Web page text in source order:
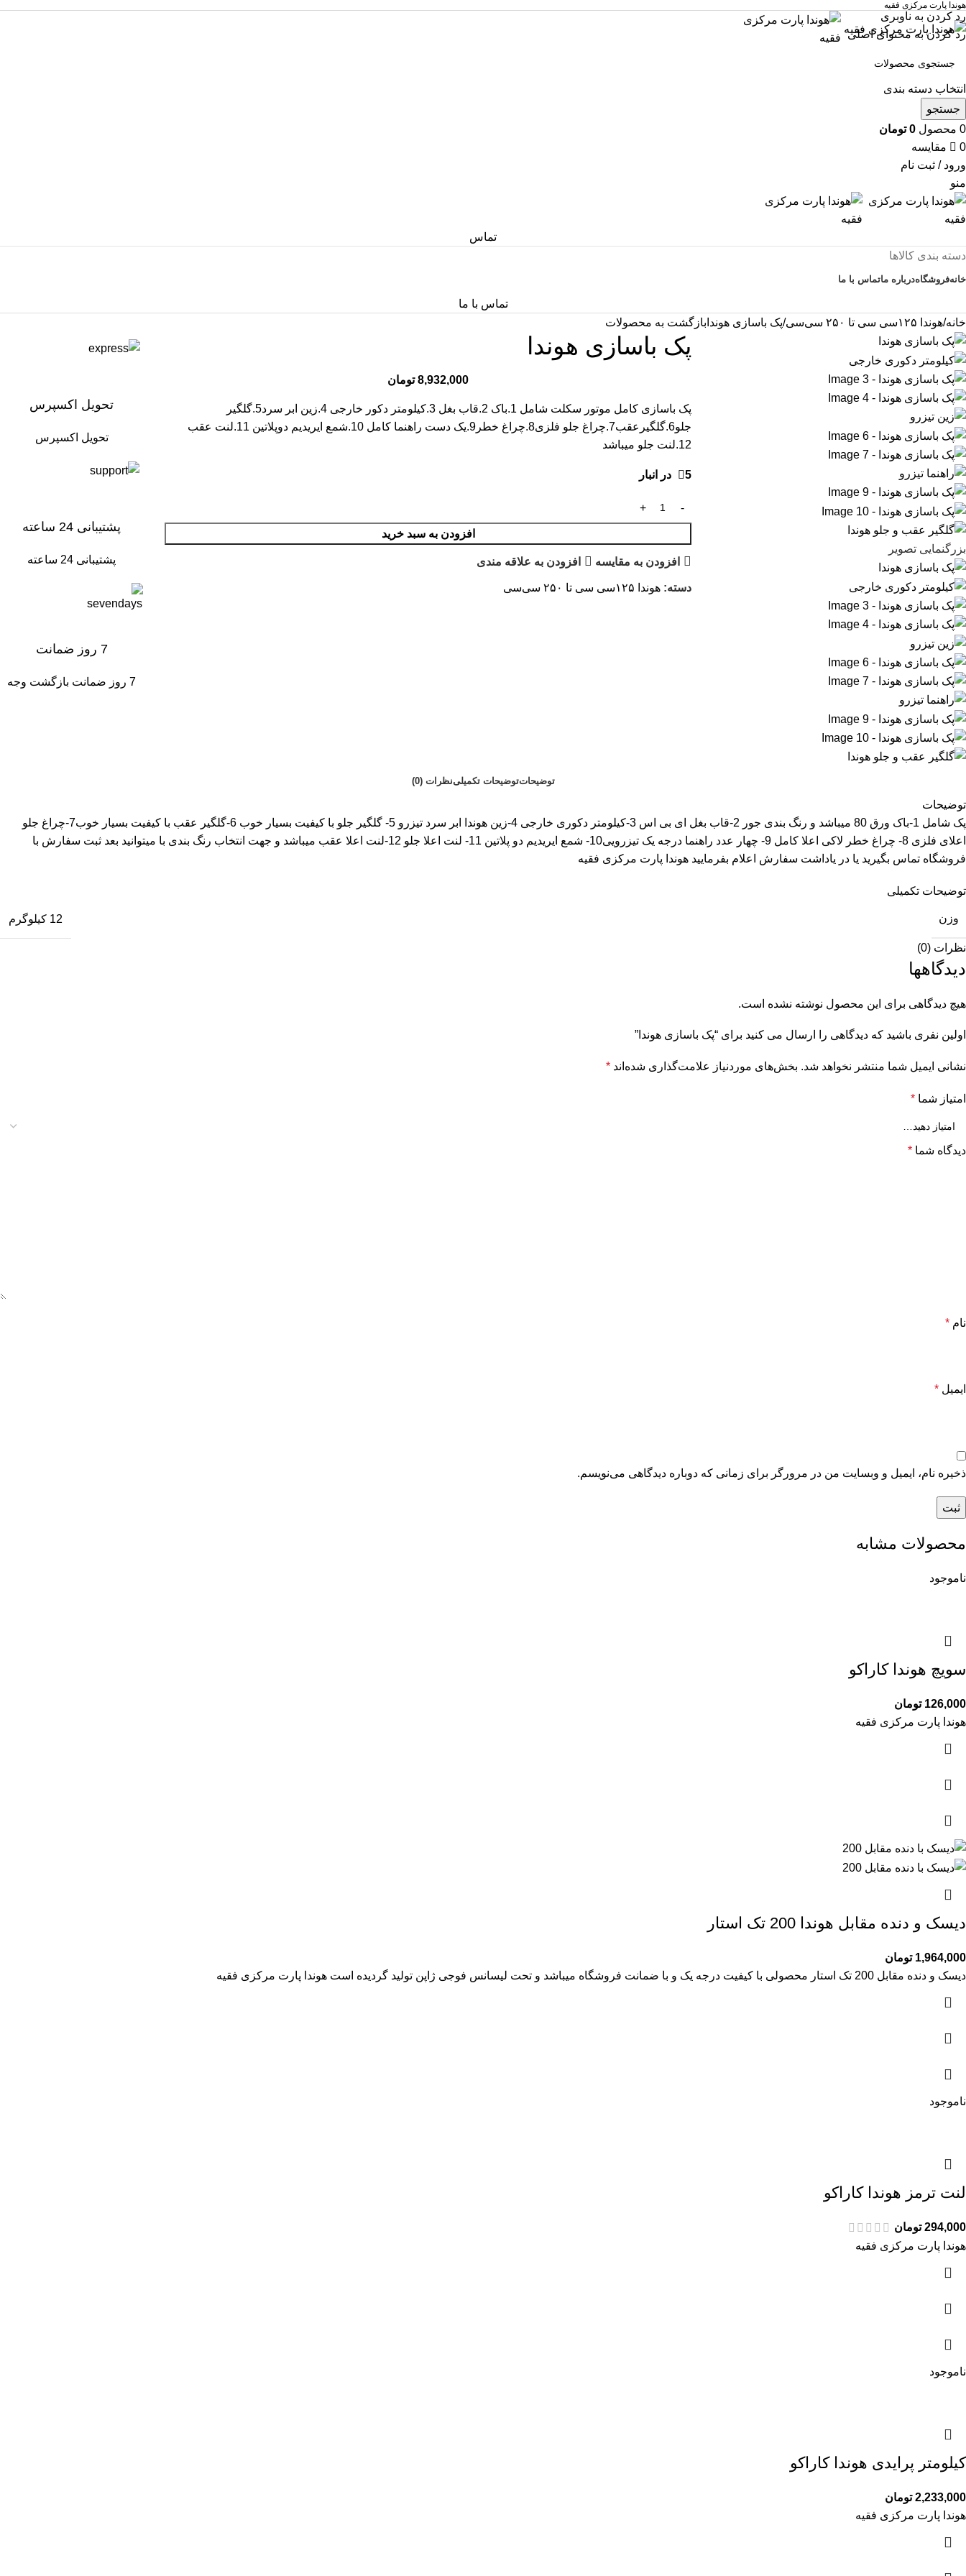
رد کردن به ناوبری
رد کردن به محتوای اصلی
هوندا پارت مرکزی فقیه
انتخاب دسته بندی
جستجو
0 محصول 0 تومان
0
مقایسه
ورود / ثبت نام
منو
تماس
دسته بندی کالاها
خانهفروشگاهدرباره ماتماس با ما
تماس با ما
خانه هوندا ۱۲۵سی سی تا ۲۵۰ سی‌سی پک باسازی هوندا بازگشت به محصولات
بزرگنمایی تصویر
پک باسازی هوندا
8,932,000 تومان
پک باسازی کامل موتور سکلت شامل 1.باک 2.قاب بغل 3.کیلومتر دکور خارجی 4.زین ابر سرد5.گلگیر
جلو6.گلگیرعقب7.چراغ جلو فلزی8.چراغ خطر9.یک دست راهنما کامل 10.شمع ایریدیم دوپلاتین 11.لنت عقب
12.لنت جلو میباشد
5 در انبار
افزودن به سبد خرید
افزودن به مقایسه افزودن به علاقه مندی
دسته: هوندا ۱۲۵سی سی تا ۲۵۰ سی‌سی
تحویل اکسپرس
تحویل اکسپرس
پشتیبانی 24 ساعته
پشتیبانی 24 ساعته
7 روز ضمانت
7 روز ضمانت بازگشت وجه
توضیحاتتوضیحات تکمیلینظرات (0)
توضیحات
پک شامل 1-باک ورق 80 میباشد و رنگ بندی جور 2-قاب بغل ای بی اس 3-کیلومتر دکوری خارجی 4-زین هوندا ابر سرد تیزرو 5- گلگیر جلو با کیفیت بسیار خوب 6-گلگیر عقب با کیفیت بسیار خوب7-چراغ جلو
اعلای فلزی 8- چراغ خطر لاکی اعلا کامل 9- چهار عدد راهنما درجه یک تیزرویی10- شمع ایریدیم دو پلاتین 11- لنت اعلا جلو 12-لنت اعلا عقب میباشد و جهت انتخاب رنگ بندی با میتوانید بعد ثبت سفارش با
فروشگاه تماس بگیرید یا در یاداشت سفارش اعلام بفرمایید هوندا پارت مرکزی فقیه
توضیحات تکمیلی
وزن 12 کیلوگرم
نظرات (0)
دیدگاهها
هیچ دیدگاهی برای این محصول نوشته نشده است.
اولین نفری باشید که دیدگاهی را ارسال می کنید برای “پک باسازی هوندا”
نشانی ایمیل شما منتشر نخواهد شد. بخش‌های موردنیاز علامت‌گذاری شده‌اند *
امتیاز شما *
دیدگاه شما *
نام *
ایمیل *
ذخیره نام، ایمیل و وبسایت من در مرورگر برای زمانی که دوباره دیدگاهی می‌نویسم.
محصولات مشابه
ناموجود
سویچ هوندا کاراکو
126,000 تومان
هوندا پارت مرکزی فقیه
دیسک و دنده مقابل هوندا 200 تک استار
1,964,000 تومان
دیسک و دنده مقابل 200 تک استار محصولی با کیفیت درجه یک و با ضمانت فروشگاه میباشد و تحت لیسانس فوجی ژاپن تولید گردیده است هوندا پارت مرکزی فقیه
ناموجود
لنت ترمز هوندا کاراکو
294,000 تومان
هوندا پارت مرکزی فقیه
ناموجود
کیلومتر پرایدی هوندا کاراکو
2,233,000 تومان
هوندا پارت مرکزی فقیه